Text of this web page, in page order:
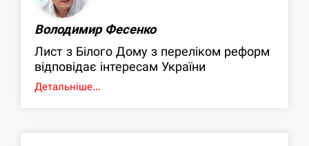
Володимир Фесенко
Лист з Білого Дому з переліком реформ
відповідає інтересам України
Детальніше...